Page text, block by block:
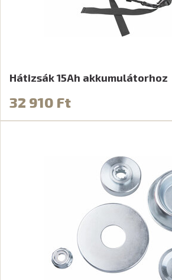
Hátizsák 15Ah akkumulátorhoz
32 910 Ft